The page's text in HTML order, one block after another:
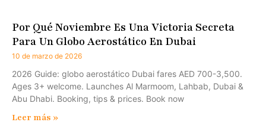
Por Qué Noviembre Es Una Victoria Secreta
Para Un Globo Aerostático En Dubai
10 de marzo de 2026
2026 Guide: globo aerostático Dubai fares AED 700-3,500.
Ages 3+ welcome. Launches Al Marmoom, Lahbab, Dubai &
Abu Dhabi. Booking, tips & prices. Book now
Leer más »